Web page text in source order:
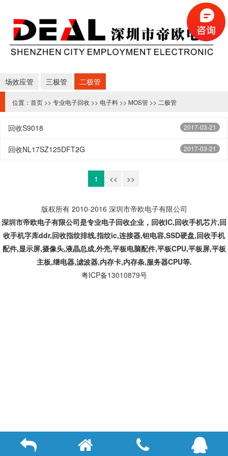
场效应管 三极管 二极管
位置： 首页 >> 专业电子回收 >> 电子料 >> MOS管 >> 二极管
2017-03-21
回收S9018
2017-03-21
回收NL17SZ125DFT2G
1 << >>
版权所有 2010-2016 深圳市帝欧电子有限公司
深圳市帝欧电子有限公司是专业电子回收企业，回收IC,回收手机芯片,回
收手机字库ddr,回收指纹排线,指纹ic,连接器,钽电容,SSD硬盘,回收手机
配件,显示屏,摄像头,液晶总成,外壳,平板电脑配件,平板CPU,平板屏,平板
主板,继电器,滤波器,内存卡,内存条,服务器CPU等.
粤ICP备13010879号